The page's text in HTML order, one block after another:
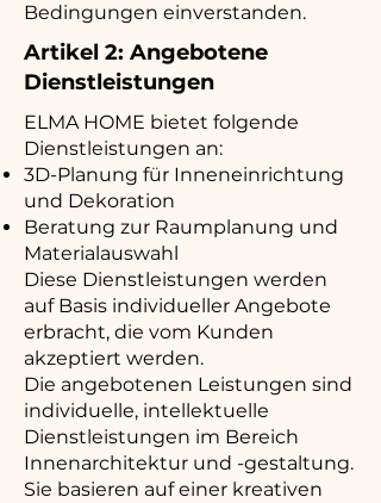
Bedingungen einverstanden.
Artikel 2: Angebotene
Dienstleistungen
ELMA HOME bietet folgende
Dienstleistungen an:
3D-Planung für Inneneinrichtung
und Dekoration
Beratung zur Raumplanung und
Materialauswahl
Diese Dienstleistungen werden
auf Basis individueller Angebote
erbracht, die vom Kunden
akzeptiert werden.
Die angebotenen Leistungen sind
individuelle, intellektuelle
Dienstleistungen im Bereich
Innenarchitektur und -gestaltung.
Sie basieren auf einer kreativen